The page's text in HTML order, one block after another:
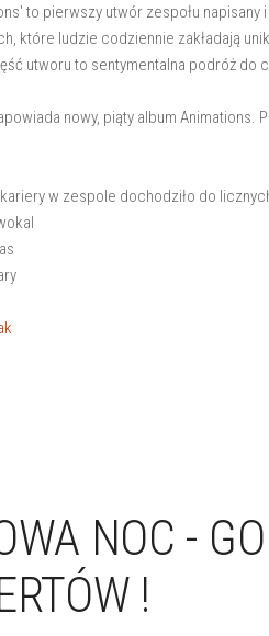
to pierwszy utwór zespołu
które ludzie codziennie zakładają
utworu to sentymentalna podróż do
nowy, piąty album Animations.
w zespole dochodziło do
NOC -
!